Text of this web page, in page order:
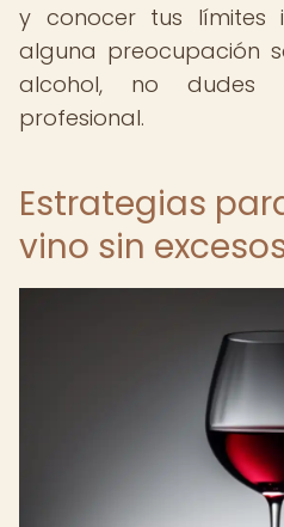
y conocer tus límites
alguna preocupación
alcohol, no dudes
profesional.
Estrategias
vino sin